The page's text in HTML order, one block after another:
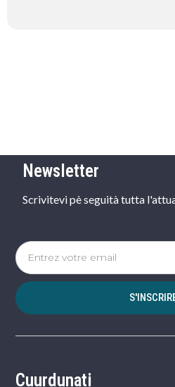
Newsletter
Scrivitevi pè seguità tutta
Cuurdunati